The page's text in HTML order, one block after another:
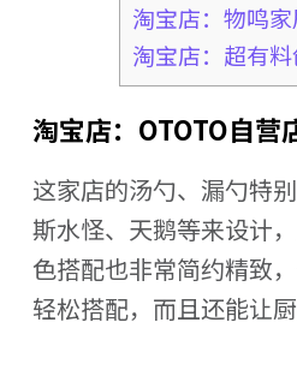
淘宝店：物鸣
淘宝店：超有
淘宝店：OTOTO自营
这家店的汤勺、漏勺特
斯水怪、天鹅等来设计
色搭配也非常简约精致
轻松搭配，而且还能让